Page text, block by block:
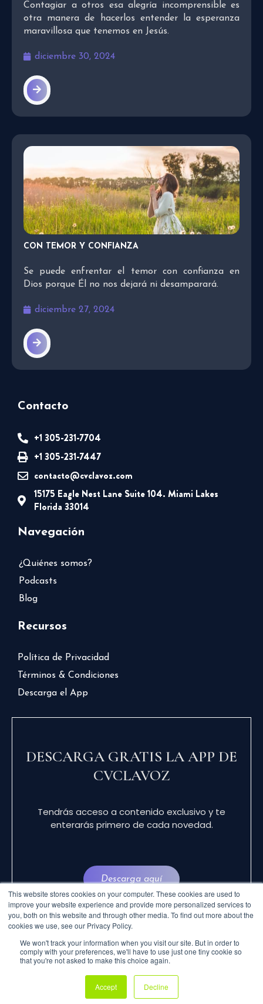
This website stores cookies on your computer. These cookies are used to
improve your website experience and provide more personalized services to
you, both on this website and through other media. To find out more about the
cookies we use, see our Privacy Policy.
We won't track your information when you visit our site. But in order to
comply with your preferences, we'll have to use just one tiny cookie so
that you're not asked to make this choice again.
Accept Decline
Contagiar a otros esa alegría incomprensible es
otra manera de hacerlos entender la esperanza
maravillosa que tenemos en Jesús.
diciembre 30, 2024
CON TEMOR Y CONFIANZA
Se puede enfrentar el temor con confianza en
Dios porque Él no nos dejará ni desamparará.
diciembre 27, 2024
Contacto
+1 305-231-7704
+1 305-231-7447
contacto@cvclavoz.com
15175 Eagle Nest Lane Suite 104. Miami Lakes
Florida 33014
Navegación
¿Quiénes somos?
Podcasts
Blog
Recursos
Política de Privacidad
Términos & Condiciones
Descarga el App
DESCARGA GRATIS LA APP DE
CVCLAVOZ
Tendrás acceso a contenido exclusivo y te
enterarás primero de cada novedad.
Descarga aquí
© 2024 CVCLAVOZ . TODOS LOS DERECHOS
RESERVADOS.